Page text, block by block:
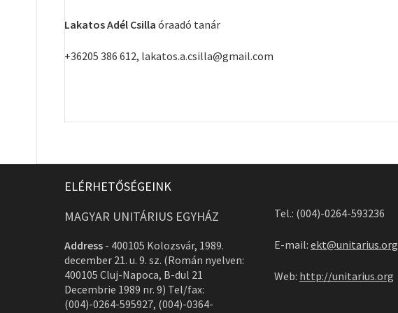
Lakatos Adél Csilla óraadó tanár
+36205 386 612, lakatos.a.csilla@gmail.com
ELÉRHETŐSÉGEINK
MAGYAR UNITÁRIUS EGYHÁZ
Address - 400105 Kolozsvár, 1989.
december 21. u. 9. sz. (Román nyelven:
400105 Cluj-Napoca, B-dul 21
Decembrie 1989 nr. 9) Tel/fax:
(004)-0264-595927, (004)-0364-
Tel.: (004)-0264-593236
E-mail: ekt@unitarius.org
Web: http://unitarius.org